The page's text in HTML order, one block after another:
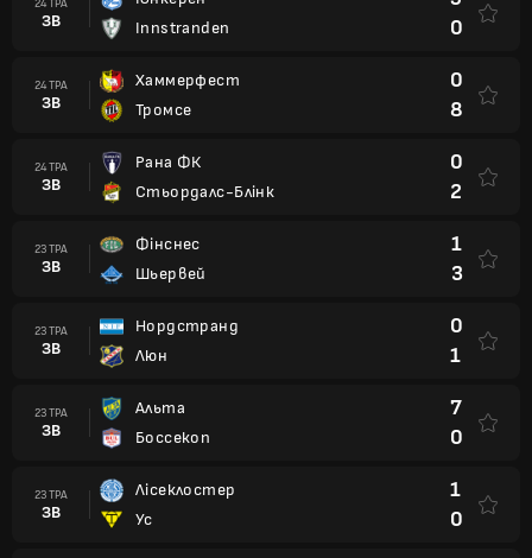
24 ТРА
ЗВ
Innstranden
0
24 ТРА
ЗВ
Хаммерфест
Тромсе
0
8
24 ТРА
ЗВ
Рана ФК
Стьордалс-Блінк
0
2
23 ТРА
ЗВ
Фінснес
Шьервей
1
3
23 ТРА
ЗВ
Нордстранд
Люн
0
1
23 ТРА
ЗВ
Альта
Боссекоп
7
0
23 ТРА
ЗВ
Лісеклостер
Ус
1
0